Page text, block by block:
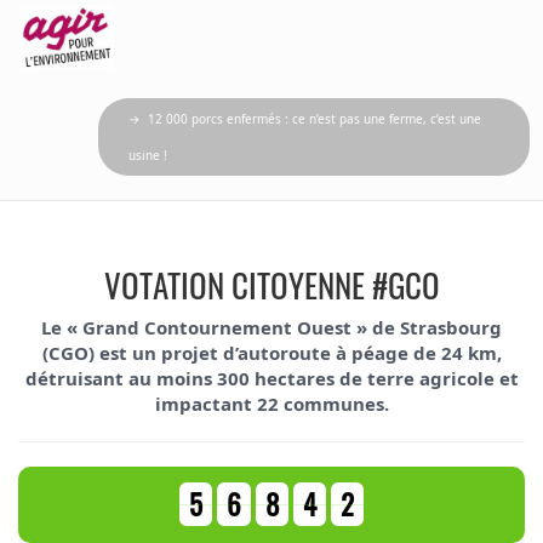
→ 12 000 porcs enfermés : ce n’est pas une ferme, c’est une
usine !
VOTATION CITOYENNE#GCO
Le « Grand Contournement Ouest » de Strasbourg
(CGO) est un projet d’autoroute à péage de 24 km,
détruisant au moins 300 hectares de terre agricoleet
impactant 22 communes.
5 6 8 4 2